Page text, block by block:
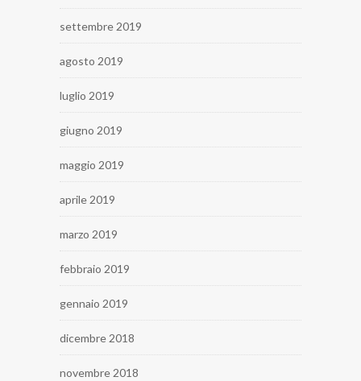
settembre 2019
agosto 2019
luglio 2019
giugno 2019
maggio 2019
aprile 2019
marzo 2019
febbraio 2019
gennaio 2019
dicembre 2018
novembre 2018